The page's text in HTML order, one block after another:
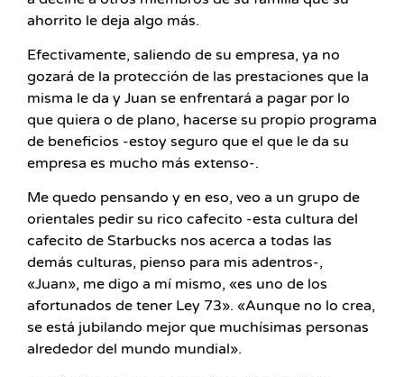
ahorrito le deja algo más.
Efectivamente, saliendo de su empresa, ya no
gozará de la protección de las prestaciones que la
misma le da y Juan se enfrentará a pagar por lo
que quiera o de plano, hacerse su propio programa
de beneficios -estoy seguro que el que le da su
empresa es mucho más extenso-.
Me quedo pensando y en eso, veo a un grupo de
orientales pedir su rico cafecito -esta cultura del
cafecito de Starbucks nos acerca a todas las
demás culturas, pienso para mis adentros-,
«Juan», me digo a mí mismo, «es uno de los
afortunados de tener Ley 73». «Aunque no lo crea,
se está jubilando mejor que muchísimas personas
alrededor del mundo mundial».